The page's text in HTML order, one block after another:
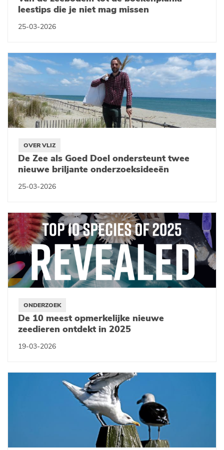
leestips die je niet mag missen
25-03-2026
OVER VLIZ
De Zee als Goed Doel ondersteunt twee
nieuwe briljante onderzoeksideeën
25-03-2026
ONDERZOEK
De 10 meest opmerkelijke nieuwe
zeedieren ontdekt in 2025
19-03-2026